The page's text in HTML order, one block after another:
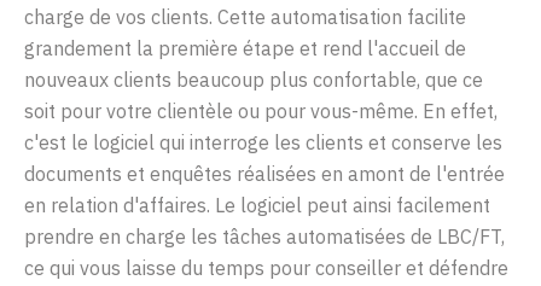
charge de vos clients. Cette automatisation facilite
grandement la première étape et rend l'accueil de
nouveaux clients beaucoup plus confortable, que ce
soit pour votre clientèle ou pour vous-même. En effet,
c'est le logiciel qui interroge les clients et conserve les
documents et enquêtes réalisées en amont de l'entrée
en relation d'affaires. Le logiciel peut ainsi facilement
prendre en charge les tâches automatisées de LBC/FT,
ce qui vous laisse du temps pour conseiller et défendre